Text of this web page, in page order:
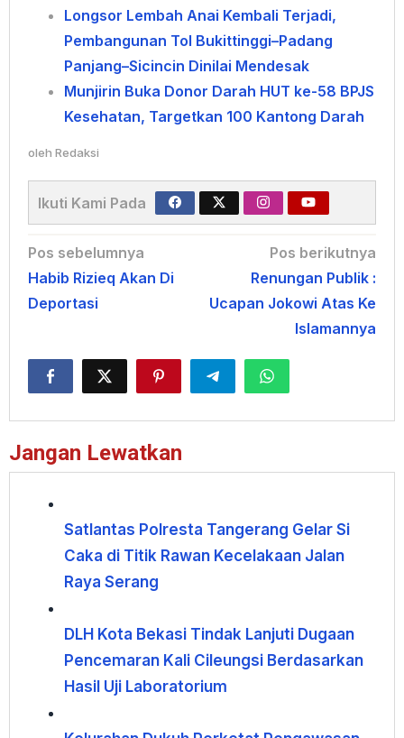
Longsor Lembah Anai Kembali Terjadi,
Pembangunan Tol Bukittinggi–Padang
Panjang–Sicincin Dinilai Mendesak
Munjirin Buka Donor Darah HUT ke-58 BPJS
Kesehatan, Targetkan 100 Kantong Darah
oleh Redaksi
Ikuti Kami Pada
Navigasi
pos
Pos sebelumnya
Habib Rizieq Akan Di
Deportasi
Pos berikutnya
Renungan Publik :
Ucapan Jokowi Atas Ke
Islamannya
Jangan Lewatkan
Satlantas Polresta Tangerang Gelar Si
Caka di Titik Rawan Kecelakaan Jalan
Raya Serang
DLH Kota Bekasi Tindak Lanjuti Dugaan
Pencemaran Kali Cileungsi Berdasarkan
Hasil Uji Laboratorium